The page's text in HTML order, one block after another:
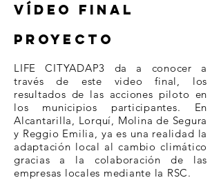
​VÍDEO final
proyecto
LIFE CITYADAP3 da a conocer a
través de este video final, los
resultados de las acciones piloto en
los municipios participantes. En
Alcantarilla, Lorquí, Molina de Segura
y Reggio Emilia, ya es una realidad la
adaptación local al cambio climático
gracias a la colaboración de las
empresas locales mediante la RSC.